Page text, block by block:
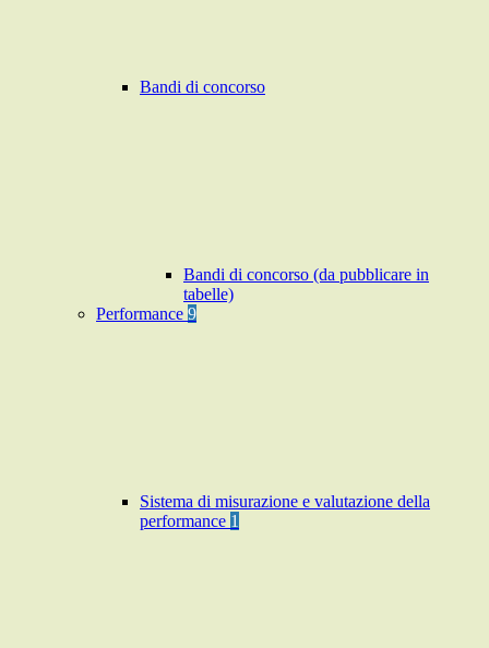
Bandi di concorso
Bandi di concorso (da pubblicare in
tabelle)
Performance 9
Sistema di misurazione e valutazione della
performance 1